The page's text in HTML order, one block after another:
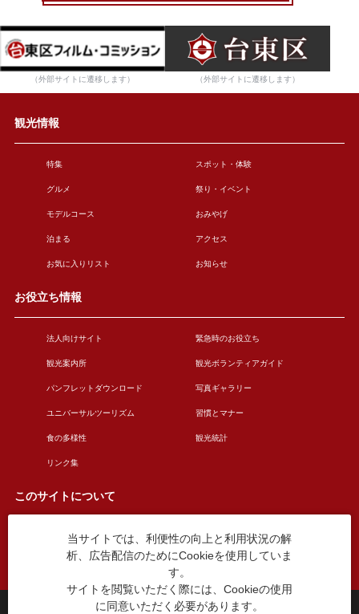
（外部サイトに遷移します） （外部サイトに遷移します）
観光情報
特集 スポット・体験
グルメ 祭り・イベント
モデルコース おみやげ
泊まる アクセス
お気に入りリスト お知らせ
お役立ち情報
法人向けサイト 緊急時のお役立ち
観光案内所 観光ボランティアガイド
パンフレットダウンロード 写真ギャラリー
ユニバーサルツーリズム 習慣とマナー
食の多様性 観光統計
リンク集
このサイトについて
このサイトについて 広告掲載について
お問い合わせ
台東区役所観光課
当サイトでは、利便性の向上と利用状況の解
析、広告配信のためにCookieを使用していま
す。
サイトを閲覧いただく際には、Cookieの使用
に同意いただく必要があります。